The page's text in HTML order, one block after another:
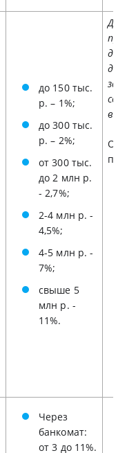
до 150 тыс.
р. – 1%;
до 300 тыс.
р. – 2%;
от 300 тыс.
до 2 млн р.
- 2,7%;
2-4 млн р. -
4,5%;
4-5 млн р. -
7%;
свыше 5
млн р. -
11%.
Через
банкомат:
от 3 до 11%.